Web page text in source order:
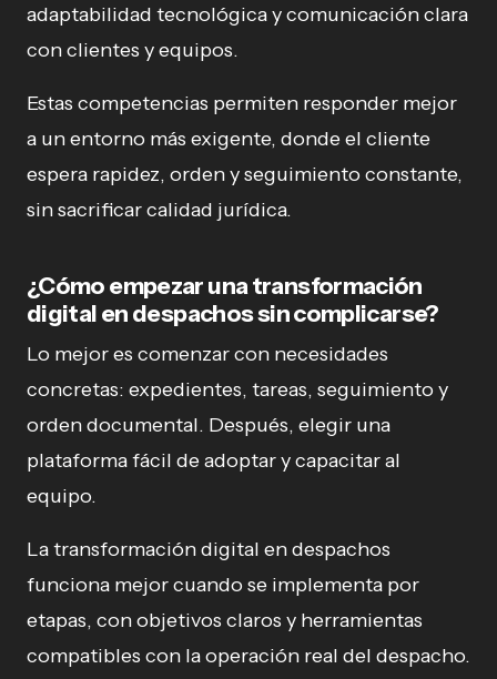
adaptabilidad tecnológica y comunicación clara
con clientes y equipos.
Estas competencias permiten responder mejor
a un entorno más exigente, donde el cliente
espera rapidez, orden y seguimiento constante,
sin sacrificar calidad jurídica.
¿Cómo empezar una transformación
digital en despachos sin complicarse?
Lo mejor es comenzar con necesidades
concretas: expedientes, tareas, seguimiento y
orden documental. Después, elegir una
plataforma fácil de adoptar y capacitar al
equipo.
La transformación digital en despachos
funciona mejor cuando se implementa por
etapas, con objetivos claros y herramientas
compatibles con la operación real del despacho.